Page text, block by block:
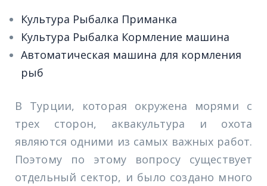
Культура Рыбалка Приманка
Культура Рыбалка Кормление машина
Автоматическая машина для кормления
рыб
В Турции, которая окружена морями с
трех сторон, аквакультура и охота
являются одними из самых важных работ.
Поэтому по этому вопросу существует
отдельный сектор, и было создано много